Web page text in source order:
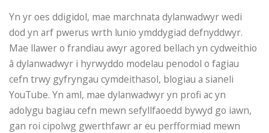
Yn yr oes ddigidol, mae marchnata dylanwadwyr wedi
dod yn arf pwerus wrth lunio ymddygiad defnyddwyr.
Mae llawer o frandiau awyr agored bellach yn cydweithio
â dylanwadwyr i hyrwyddo modelau penodol o fagiau
cefn trwy gyfryngau cymdeithasol, blogiau a sianeli
YouTube. Yn aml, mae dylanwadwyr yn profi ac yn
adolygu bagiau cefn mewn sefyllfaoedd bywyd go iawn,
gan roi cipolwg gwerthfawr ar eu perfformiad mewn